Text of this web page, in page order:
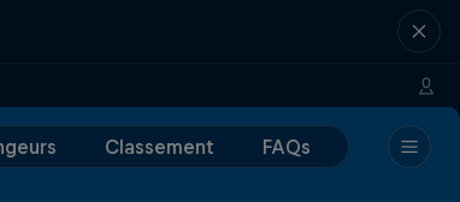
Classement
FAQs